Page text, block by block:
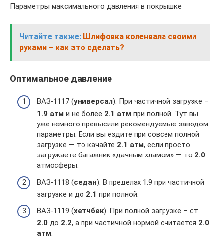
Параметры максимального давления в покрышке
Читайте также: Шлифовка коленвала своими
руками – как это сделать?
Оптимальное давление
ВАЗ-1117 (универсал). При частичной загрузке –
1.9 атм и не более 2.1 атм при полной. Тут вы
уже немного превысили рекомендуемые заводом
параметры. Если вы ездите при совсем полной
загрузке — то качайте 2.1 атм, если просто
загружаете багажник «дачным хламом» — то 2.0
атмосферы.
ВАЗ-1118 (седан). В пределах 1.9 при частичной
загрузке и до 2.1 при полной.
ВАЗ-1119 (хетчбек). При полной загрузке – от
2.0 до 2.2, а при частичной нормой считается 2.0
атм.